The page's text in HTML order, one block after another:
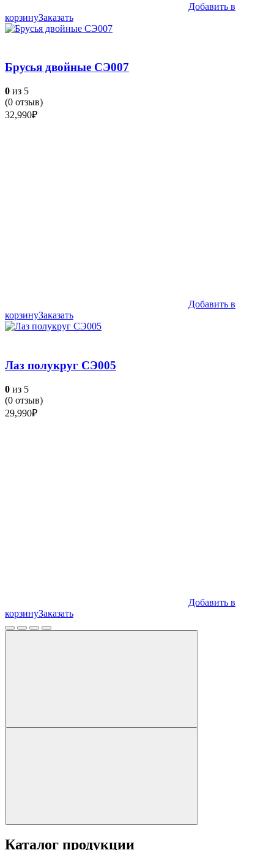
Добавить в
корзинуЗаказать
Брусья двойные СЭ007
0 из 5
(0 отзыв)
32,990₽
Добавить в
корзинуЗаказать
Лаз полукруг СЭ005
0 из 5
(0 отзыв)
29,990₽
Добавить в
корзинуЗаказать
Каталог продукции